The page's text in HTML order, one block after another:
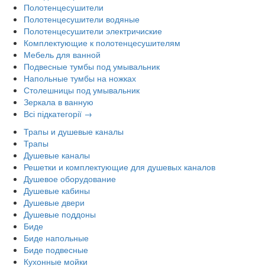
Полотенцесушители
Полотенцесушители водяные
Полотенцесушители электричиские
Комплектующие к полотенцесушителям
Мебель для ванной
Подвесные тумбы под умывальник
Напольные тумбы на ножках
Столешницы под умывальник
Зеркала в ванную
Всі підкатегорії →
Трапы и душевые каналы
Трапы
Душевые каналы
Решетки и комплектующие для душевых каналов
Душевое оборудование
Душевые кабины
Душевые двери
Душевые поддоны
Биде
Биде напольные
Биде подвесные
Кухонные мойки